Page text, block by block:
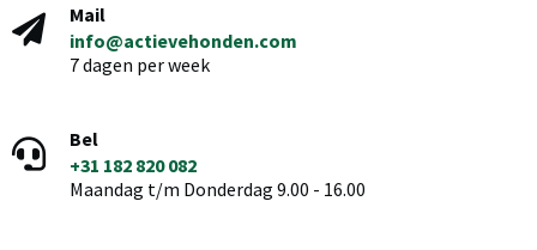
Mail
info@actievehonden.com
7 dagen per week
Bel
+31 182 820 082
Maandag t/m Donderdag 9.00 - 16.00